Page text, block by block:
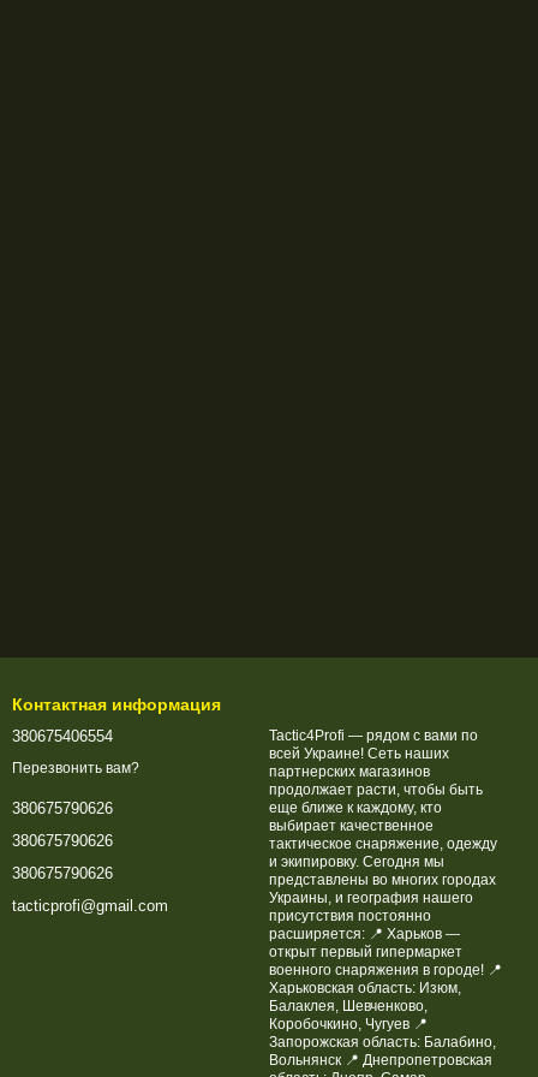
Контактная информация
380675406554
Перезвонить вам?
380675790626
380675790626
380675790626
tacticprofi@gmail.com
Tactic4Profi — рядом с вами по
всей Украине! Сеть наших
партнерских магазинов
продолжает расти, чтобы быть
еще ближе к каждому, кто
выбирает качественное
тактическое снаряжение, одежду
и экипировку. Сегодня мы
представлены во многих городах
Украины, и география нашего
присутствия постоянно
расширяется: 📍 Харьков —
открыт первый гипермаркет
военного снаряжения в городе! 📍
Харьковская область: Изюм,
Балаклея, Шевченково,
Коробочкино, Чугуев 📍
Запорожская область: Балабино,
Вольнянск 📍 Днепропетровская